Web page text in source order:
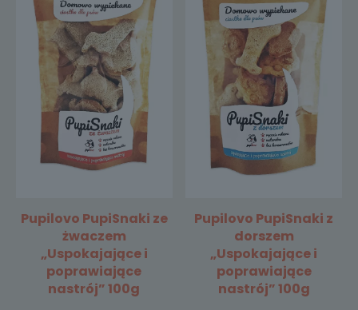
Pupilovo PupiSnaki ze
żwaczem
„Uspokajające i
poprawiające
nastrój” 100g
Pupilovo PupiSnaki z
dorszem
„Uspokajające i
poprawiające
nastrój” 100g